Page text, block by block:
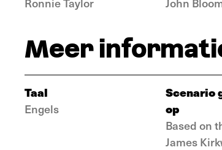
Meer
Taal
Engels
Scenario
op
Based on
James